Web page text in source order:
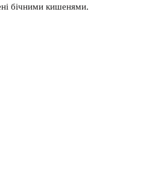
бічними кишенями.